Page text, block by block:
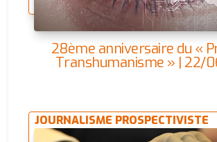
28ème anniversaire du «
Transhumanisme » | 22/
JOURNALISME PROSPECTIVISTE